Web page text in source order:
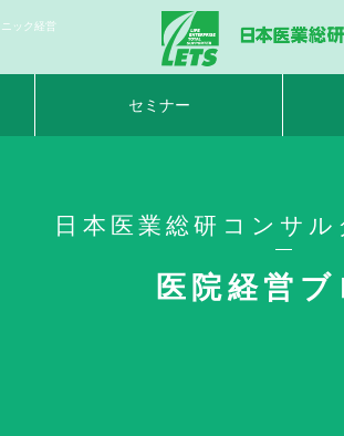
ック経営
セミナー
日本医業総研コンサ
医院経営ブ